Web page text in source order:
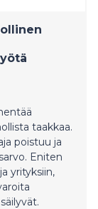
hiilen
ellei
ja
klikkejä
hyvin,
keskustelu
saanut
taakkaa.
poistuu ja
Eniten
yrityksiin,